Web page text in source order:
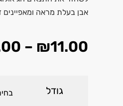
אבן בעלת מראה
₪11.00
–
גודל